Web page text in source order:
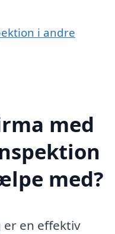
i andre
med
med?
er en effektiv